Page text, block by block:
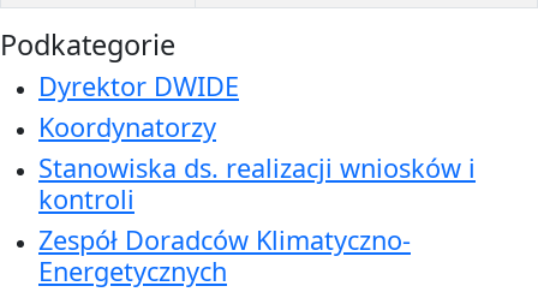
Podkategorie
Dyrektor DWIDE
Koordynatorzy
Stanowiska ds. realizacji wniosków i
kontroli
Zespół Doradców Klimatyczno-
Energetycznych